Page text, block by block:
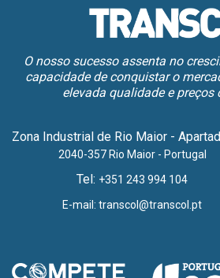
O nosso sucesso assenta no
capacidade de conquistar o
elevada qualidade e preços
Zona Industrial de Rio Maior -
2040-357 Rio Maior - Portugal
Tel: +351 243 994 104
E-mail: transcol@transcol.pt